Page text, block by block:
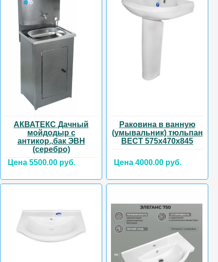
АКВАТЕКС Дачный
мойдодыр с
антикор.,бак ЭВН
(серебро)
Цена 5500.00 руб.
Раковина в ванную
(умывальник) тюльпан
ВЕСТ 575х470х845
Цена 4000.00 руб.